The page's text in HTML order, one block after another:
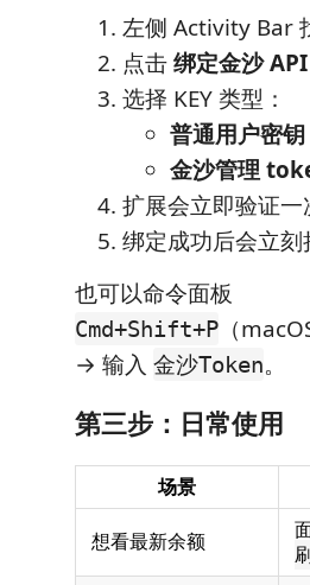
左侧 Activity Bar
点击绑定金沙
选择 KEY 类型：
普通用户密钥
金沙管理
扩展会立即验证一
绑定成功后会立
也可以命令面板
Cmd+Shift+P （
→ 输入 金沙Token。
第三步：日常使用
场景
想看最新余额